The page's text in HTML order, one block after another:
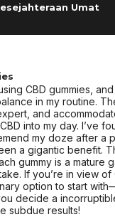
Umat
CBD gummies,
in my routine.
and
into my day. I’ve
my doze after a
a gigantic benefit.
gummy is a mature
If you’re in view of
option to start
decide a
subdue results!